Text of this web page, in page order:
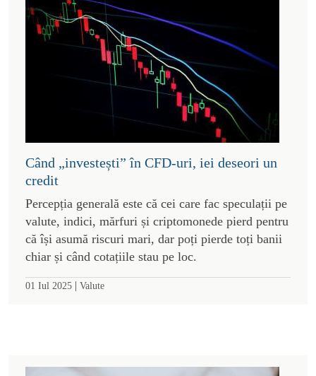
Când „investești” în CFD-uri, iei deseori un
credit
Percepția generală este că cei care fac speculații pe
valute, indici, mărfuri și criptomonede pierd pentru
că își asumă riscuri mari, dar poți pierde toți banii
chiar și când cotațiile stau pe loc.
01 Iul 2025 | Valute